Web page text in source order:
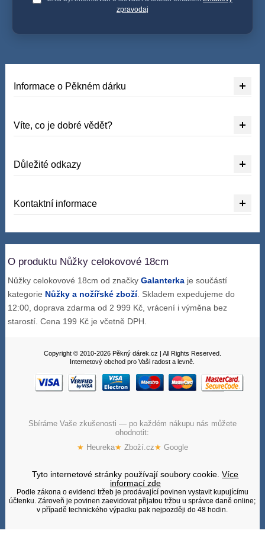
zpravodaj
Informace o Pěkném dárku
Víte, co je dobré vědět?
Důležité odkazy
Kontaktní informace
O produktu Nůžky celokovové 18cm
Nůžky celokovové 18cm od značkyGalanterka je součástí
kategorie Nůžky a nožířské zboží. Skladem expedujeme do
12:00, doprava zdarma od 2 999 Kč, vrácení i výměna bez
starostí. Cena 199 Kč je včetně DPH.
Copyright © 2010-2026 Pěkný dárek.cz | All Rights Reserved.
Internetový obchod pro Vaši radost a levně.
Sbíráme Vaše zkušenosti — po každém nákupu nás můžete
ohodnotit:
★ Heureka★ Zboží.cz★ Google
Tyto internetové stránky používají soubory cookie.Více
informací zde
Podle zákona o evidenci tržeb je prodávající povinen vystavit kupujícímu
účtenku. Zároveň je povinen zaevidovat přijatou tržbu u správce daně online;
v případě technického výpadku pak nejpozději do 48 hodin.